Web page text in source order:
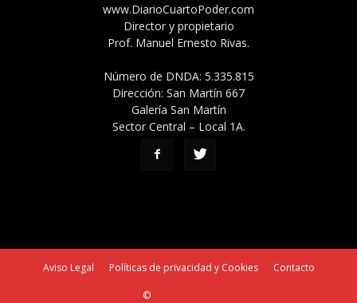
www.DiarioCuartoPoder.com
Director y propietario
Prof. Manuel Ernesto Rivas.
Número de DNDA: 5.335.815
Dirección: San Martín 667
Galería San Martín
Sector Central – Local 1A.
Aviso Legal Políticas de privacidad y Cookies Contacto
©